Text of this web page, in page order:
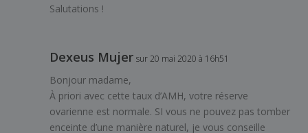
Salutations !
Dexeus Mujer sur 20 mai 2020 à 16h51
Bonjour madame,
À priori avec cette taux d’AMH, votre réserve
ovarienne est normale. SI vous ne pouvez pas tomber
enceinte d’une manière naturel, je vous conseille